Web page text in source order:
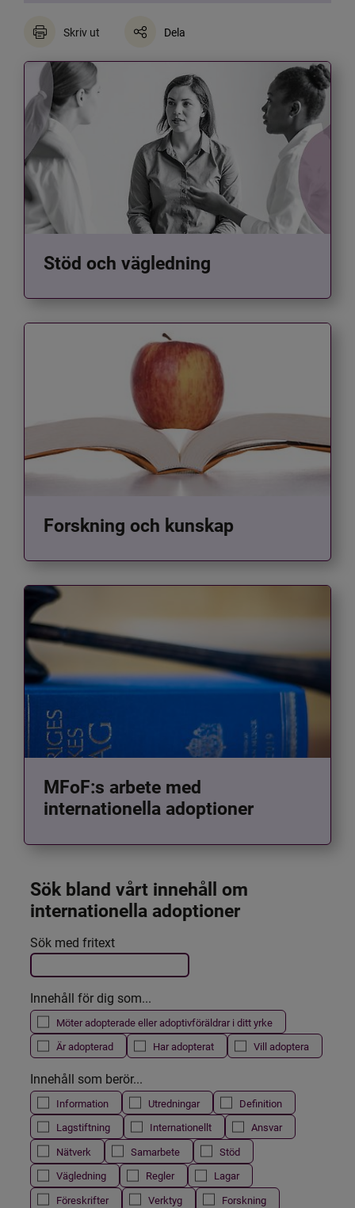
Skriv ut Dela
Stöd och vägledning
Forskning och kunskap
MFoF:s arbete med
internationella adoptioner
Sök bland vårt innehåll om
internationella adoptioner
Filtrera resultatet
Det här formuläret postas automatiskt
Sök med fritext
Innehåll för dig som...
Möter adopterade eller adoptivföräldrar i ditt yrke
Är adopterad
Har adopterat Vill adoptera
Innehåll som berör...
Information Utredningar
Definition
Lagstiftning
Internationellt
Ansvar
Nätverk
Samarbete
Stöd
Vägledning
Regler
Lagar
Föreskrifter
Verktyg
Forskning